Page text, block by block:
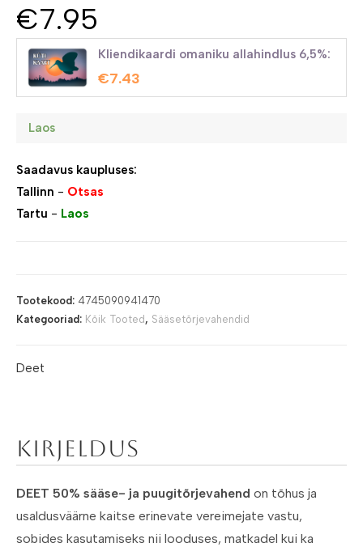
€7.95
Kliendikaardi omaniku allahindlus 6,5%:
€7.43
Laos
Saadavus kaupluses:
Tallinn - Otsas
Tartu - Laos
Tootekood: 4745090941470
Kategooriad: Kõik Tooted, Sääsetõrjevahendid
Deet
Kirjeldus
DEET 50% sääse- ja puugitõrjevahend on tõhus ja
usaldusväärne kaitse erinevate vereimejate vastu,
sobides kasutamiseks nii looduses, matkadel kui ka